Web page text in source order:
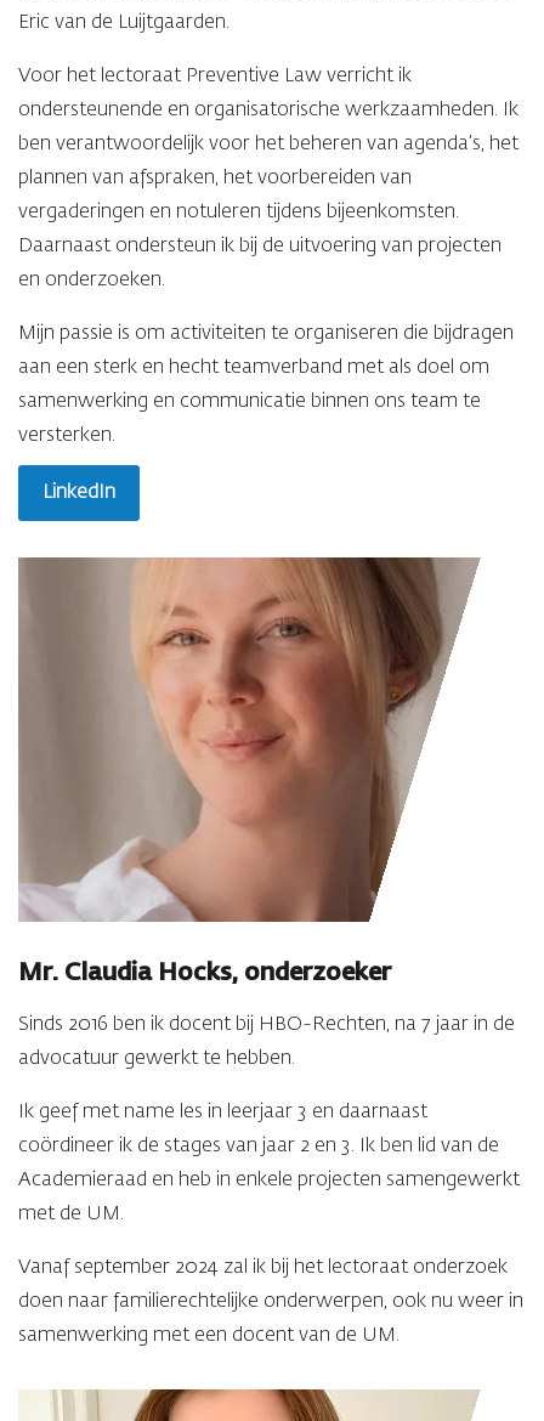
Eric van de Luijtgaarden.
Voor het lectoraat Preventive Law verricht ik
ondersteunende en organisatorische werkzaamheden. Ik
ben verantwoordelijk voor het beheren van agenda’s, het
plannen van afspraken, het voorbereiden van
vergaderingen en notuleren tijdens bijeenkomsten.
Daarnaast ondersteun ik bij de uitvoering van projecten
en onderzoeken.
Mijn passie is om activiteiten te organiseren die bijdragen
aan een sterk en hecht teamverband met als doel om
samenwerking en communicatie binnen ons team te
versterken.
LinkedIn
Mr. Claudia Hocks, onderzoeker
Sinds 2016 ben ik docent bij HBO-Rechten, na 7 jaar in de
advocatuur gewerkt te hebben.
Ik geef met name les in leerjaar 3 en daarnaast
coördineer ik de stages van jaar 2 en 3. Ik ben lid van de
Academieraad en heb in enkele projecten samengewerkt
met de UM.
Vanaf september 2024 zal ik bij het lectoraat onderzoek
doen naar familierechtelijke onderwerpen, ook nu weer in
samenwerking met een docent van de UM.